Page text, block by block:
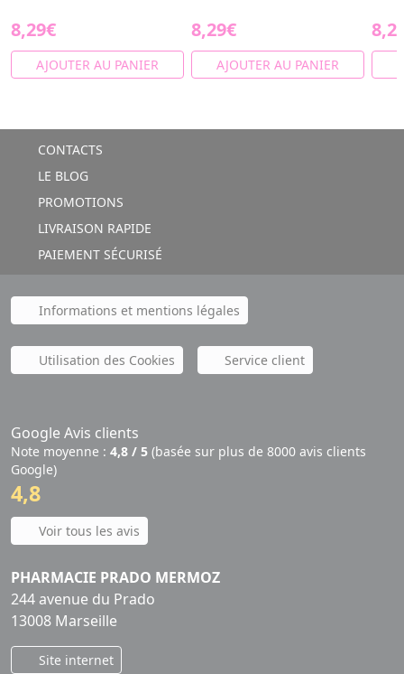
8,29€
AJOUTER AU PANIER
8,29€
AJOUTER AU PANIER
CONTACTS
LE BLOG
PROMOTIONS
LIVRAISON RAPIDE
PAIEMENT SÉCURISÉ
Informations et mentions légales
Utilisation des Cookies Service client
Google Avis clients
Note moyenne : 4,8 / 5 (basée sur plus de 8000 avis clients
Google)
4,8
Voir tous les avis
PHARMACIE PRADO MERMOZ
244 avenue du Prado
13008 Marseille
Site internet